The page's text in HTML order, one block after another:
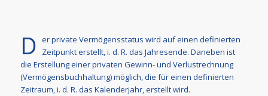
D er private Vermögensstatus wird auf einen definierten
Zeitpunkt erstellt, i. d. R. das Jahresende. Daneben ist
die Erstellung einer privaten Gewinn- und Verlustrechnung
(Vermögensbuchhaltung) möglich, die für einen definierten
Zeitraum, i. d. R. das Kalenderjahr, erstellt wird.